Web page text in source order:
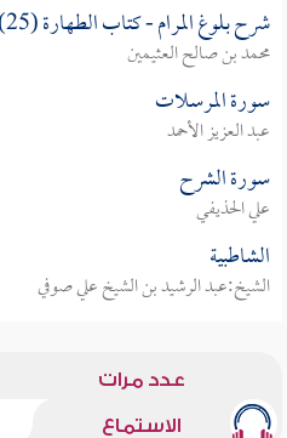
شرح بلوغ المرام - كتاب الطهارة (25)
محمد بن صالح العثيمين
سورة المرسلات
عبد العزيز الأحمد
سورة الشرح
علي الحذيفي
الشاطبية
الشيخ:عبد الرشيد بن الشيخ علي صوفي
عدد مرات
الاستماع